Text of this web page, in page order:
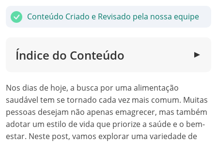
Conteúdo Criado e Revisado pela nossa equipe
Índice do Conteúdo ▼
Nos dias de hoje, a busca por uma alimentação
saudável tem se tornado cada vez mais comum. Muitas
pessoas desejam não apenas emagrecer, mas também
adotar um estilo de vida que priorize a saúde e o bem-
estar. Neste post, vamos explorar uma variedade de